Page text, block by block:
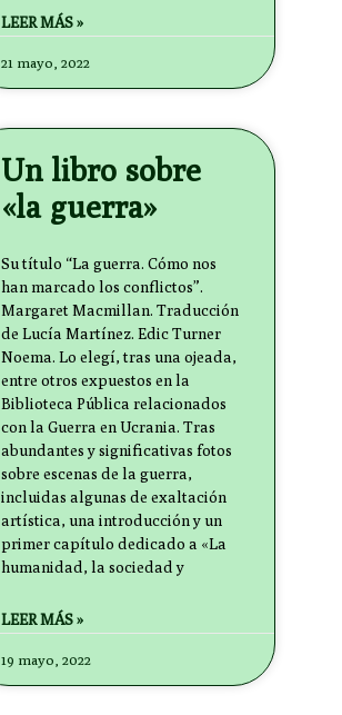
LEER MÁS »
21 mayo, 2022
Un libro sobre
«la guerra»
Su título “La guerra. Cómo nos
han marcado los conflictos”.
Margaret Macmillan. Traducción
de Lucía Martínez. Edic Turner
Noema. Lo elegí, tras una ojeada,
entre otros expuestos en la
Biblioteca Pública relacionados
con la Guerra en Ucrania. Tras
abundantes y significativas fotos
sobre escenas de la guerra,
incluidas algunas de exaltación
artística, una introducción y un
primer capítulo dedicado a «La
humanidad, la sociedad y
LEER MÁS »
19 mayo, 2022